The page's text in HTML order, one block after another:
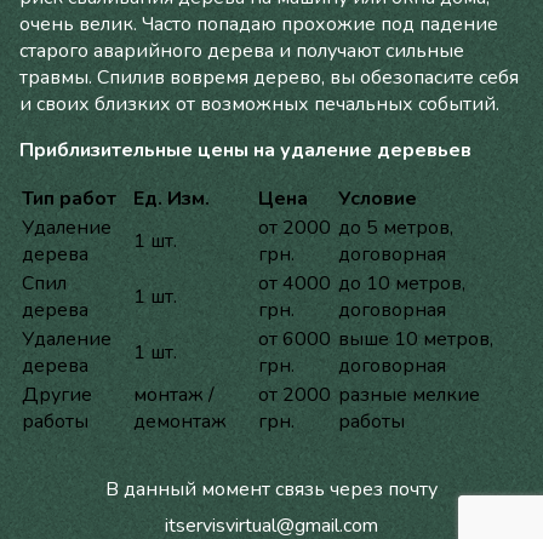
очень велик. Часто попадаю прохожие под падение
старого аварийного дерева и получают сильные
травмы. Спилив вовремя дерево, вы обезопасите себя
и своих близких от возможных печальных событий.
Приблизительные цены на удаление деревьев
Тип работ
Ед. Изм. Цена
Условие
Удаление
дерева
1 шт.
от 2000
грн.
до 5 метров,
договорная
Спил
дерева
1 шт.
от 4000
грн.
до 10 метров,
договорная
Удаление
дерева
1 шт.
от 6000
грн.
выше 10 метров,
договорная
Другие
работы
монтаж /
демонтаж
от 2000
грн.
разные мелкие
работы
В данный момент связь через почту
itservisvirtual@gmail.com